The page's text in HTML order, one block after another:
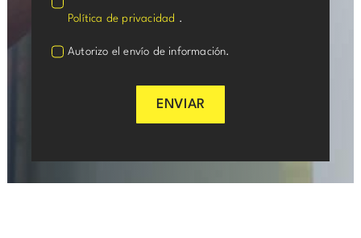
Política de privacidad .
Autorizo el envío de información.
ENVIAR